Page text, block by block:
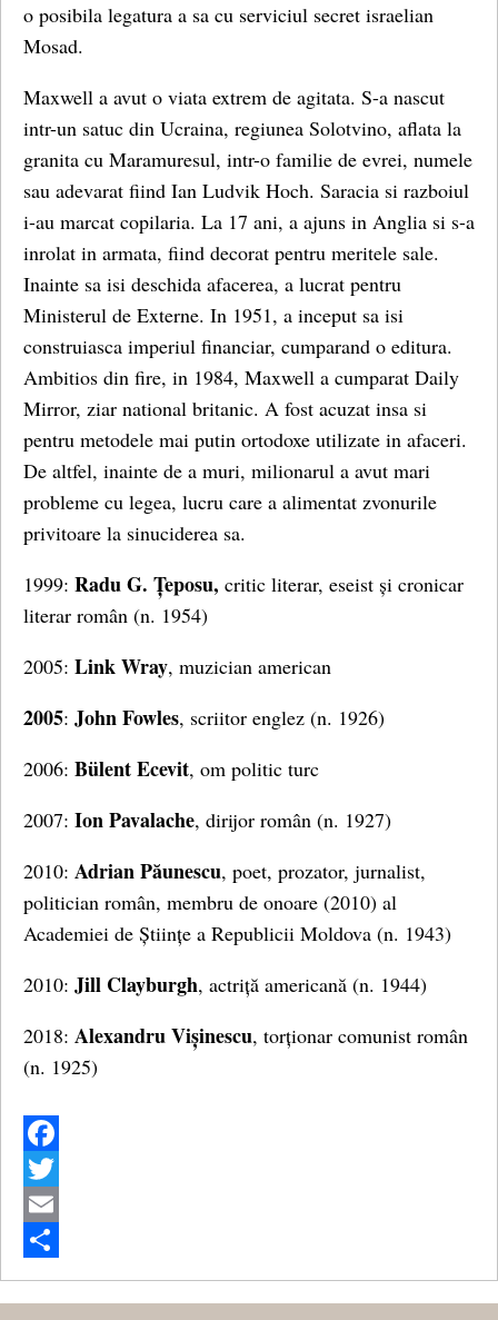
o posibila legatura a sa cu serviciul secret israelian
Mosad.
Maxwell a avut o viata extrem de agitata. S-a nascut
intr-un satuc din Ucraina, regiunea Solotvino, aflata la
granita cu Maramuresul, intr-o familie de evrei, numele
sau adevarat fiind Ian Ludvik Hoch. Saracia si razboiul
i-au marcat copilaria. La 17 ani, a ajuns in Anglia si s-a
inrolat in armata, fiind decorat pentru meritele sale.
Inainte sa isi deschida afacerea, a lucrat pentru
Ministerul de Externe. In 1951, a inceput sa isi
construiasca imperiul financiar, cumparand o editura.
Ambitios din fire, in 1984, Maxwell a cumparat Daily
Mirror, ziar national britanic. A fost acuzat insa si
pentru metodele mai putin ortodoxe utilizate in afaceri.
De altfel, inainte de a muri, milionarul a avut mari
probleme cu legea, lucru care a alimentat zvonurile
privitoare la sinuciderea sa.
1999: Radu G. Țeposu, critic literar, eseist și cronicar
literar român (n. 1954)
2005: Link Wray, muzician american
2005: John Fowles, scriitor englez (n. 1926)
2006: Bülent Ecevit, om politic turc
2007: Ion Pavalache, dirijor român (n. 1927)
2010: Adrian Păunescu, poet, prozator, jurnalist,
politician român, membru de onoare (2010) al
Academiei de Științe a Republicii Moldova (n. 1943)
2010: Jill Clayburgh, actriță americană (n. 1944)
2018: Alexandru Vișinescu, torționar comunist român
(n. 1925)
Facebook
Twitter
Email
Share